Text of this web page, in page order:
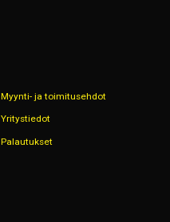
Myynti- ja toimitusehdot
Yritystiedot
Palautukset